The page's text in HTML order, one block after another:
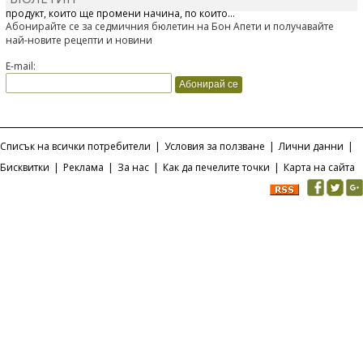
продукт, който ще промени начина, по който...
Абонирайте се за седмичния бюлетин на Бон Апети и получавайте
най-новите рецепти и новини
E-mail:
Списък на всички потребители | Условия за ползване | Лични данни |
Бисквитки | Реклама | За нас | Как да печелите точки | Карта на сайта